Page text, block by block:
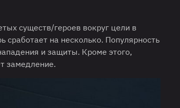
существ/героев вокруг цели в
сработает на несколько. Популярность
и защиты. Кроме этого,
замедление.